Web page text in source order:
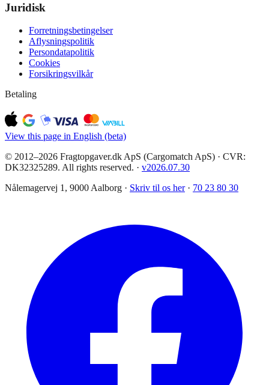
Juridisk
Forretningsbetingelser
Aflysningspolitik
Persondatapolitik
Cookies
Forsikringsvilkår
Betaling
View this page in English (beta)
© 2012–2026 Fragtopgaver.dk ApS (Cargomatch ApS) · CVR:
DK32325289. All rights reserved. · v2026.07.30
Nålemagervej 1, 9000 Aalborg · Skriv til os her · 70 23 80 30